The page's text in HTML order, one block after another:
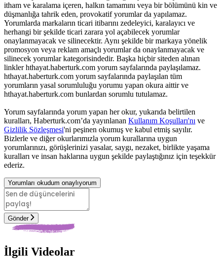
itham ve karalama içeren, halkın tamamını veya bir bölümünü kin ve
düşmanlığa tahrik eden, provokatif yorumlar da yapılamaz.
Yorumlarda markaların ticari itibarını zedeleyici, karalayıcı ve
herhangi bir şekilde ticari zarara yol açabilecek yorumlar
onaylanmayacak ve silinecektir. Aynı şekilde bir markaya yönelik
promosyon veya reklam amaçlı yorumlar da onaylanmayacak ve
silinecek yorumlar kategorisindedir. Başka hiçbir siteden alınan
linkler hthayat.haberturk.com yorum sayfalarında paylaşılamaz.
hthayat.haberturk.com yorum sayfalarında paylaşılan tüm
yorumların yasal sorumluluğu yorumu yapan okura aittir ve
hthayat.haberturk.com bunlardan sorumlu tutulamaz.
Yorum sayfalarında yorum yapan her okur, yukarıda belirtilen
kuralları, Haberturk.com’da yayınlanan Kullanım Koşulları'nı ve
Gizlilik Sözleşmesi'ni peşinen okumuş ve kabul etmiş sayılır.
Bizlerle ve diğer okurlarımızla yorum kurallarına uygun
yorumlarınızı, görüşlerinizi yasalar, saygı, nezaket, birlikte yaşama
kuralları ve insan haklarına uygun şekilde paylaştığınız için teşekkür
ederiz.
Yorumları okudum onaylıyorum
Gönder
İlgili Videolar